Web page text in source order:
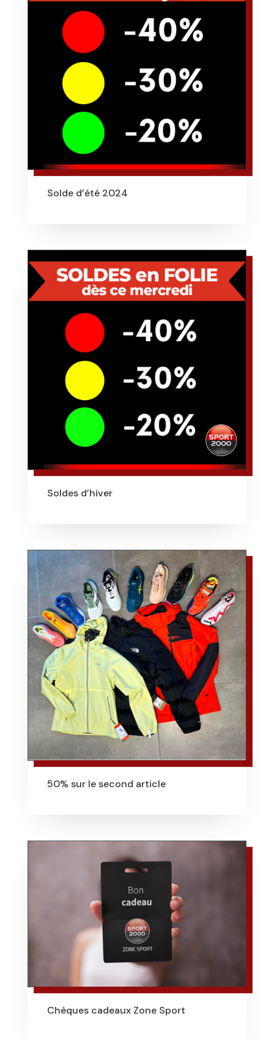
Solde d’été 2024
Soldes d’hiver
50% sur le second article
Chèques cadeaux Zone Sport